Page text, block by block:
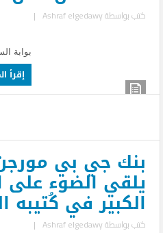
كتب بواسطةAshraf elgedawy
|
بوابة
إقرأ
بنك جي بي
يلقي الضوء على
الكبير في كُتيبه
كتب بواسطةAshraf elgedawy
|